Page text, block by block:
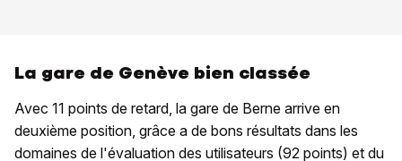
La gare de Genève bien classée
Avec 11 points de retard, la gare de Berne arrive en
deuxième position, grâce a de bons résultats dans les
domaines de l'évaluation des utilisateurs (92 points) et du